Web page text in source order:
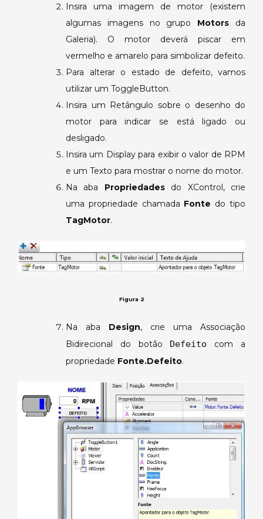
Insira uma imagem de motor (existem
algumas imagens no grupo Motors da
Galeria). O motor deverá piscar em
vermelho e amarelo para simbolizar defeito.
Para alterar o estado de defeito, vamos
utilizar um ToggleButton.
Insira um Retângulo sobre o desenho do
motor para indicar se está ligado ou
desligado.
Insira um Display para exibir o valor de RPM
e um Texto para mostrar o nome do motor.
Na aba Propriedadesdo XControl, crie
uma propriedade chamada Fonte do tipo
TagMotor.
Figura 2
Na aba Design, crie uma Associação
Bidirecional do botão Defeito com a
propriedade Fonte.Defeito.